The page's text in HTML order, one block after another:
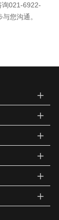
询021-6922-
您沟通。
＋
＋
＋
＋
＋
＋